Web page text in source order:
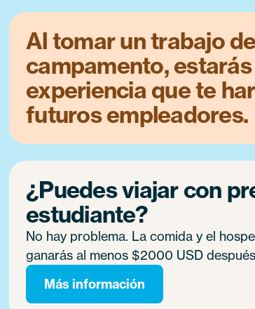
Al tomar un trabajo
campamento,
experiencia que te
futuros empleadores.
¿Puedes viajar con
estudiante?
No hay problema. La comida y el
ganarás al menos $2000 USD
Más información